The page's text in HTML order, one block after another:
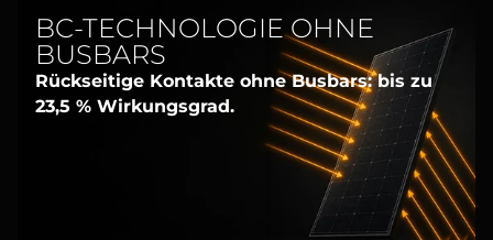
BC-TECHNOLOGIE OHNE
BUSBARS
Rückseitige Kontakte ohne Busbars: bis zu
23,5 % Wirkungsgrad.